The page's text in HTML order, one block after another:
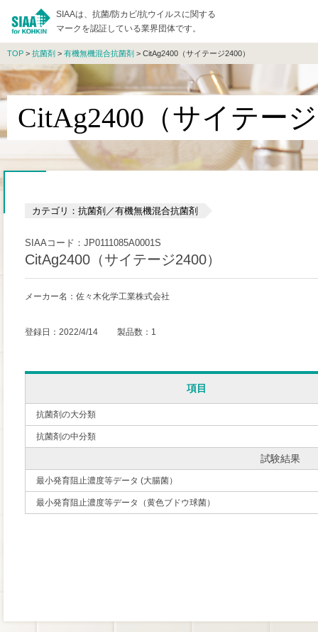
SIAAは、抗菌/防カビ/抗ウイルスに関する
マークを認証している業界団体です。
TOP > 抗菌剤 > 有機無機混合抗菌剤 > CitAg2400（サイテージ2400）
CitAg2400（サイテー
カテゴリ：抗菌剤／有機無機混合抗菌剤
SIAAコード：JP0111085A0001S
CitAg2400（サイテージ2400）
メーカー名：佐々木化学工業株式会社
登録日：2022/4/14 製品数：1
項目
抗菌剤の大分類
抗菌剤の中分類
試験結果
最小発育阻止濃度等データ (大腸菌）
最小発育阻止濃度等データ（黄色ブドウ球菌）